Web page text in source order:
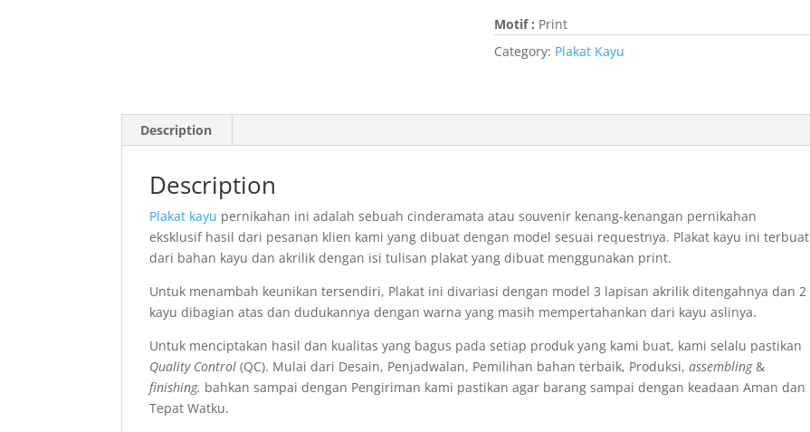
Motif : Print
Category: Plakat Kayu
Description
Description
Plakat kayu pernikahan ini adalah sebuah cinderamata atau souvenir kenang-kenangan pernikahan
eksklusif hasil dari pesanan klien kami yang dibuat dengan model sesuai requestnya. Plakat kayu ini terbuat
dari bahan kayu dan akrilik dengan isi tulisan plakat yang dibuat menggunakan print.
Untuk menambah keunikan tersendiri, Plakat ini divariasi dengan model 3 lapisan akrilik ditengahnya dan 2
kayu dibagian atas dan dudukannya dengan warna yang masih mempertahankan dari kayu aslinya.
Untuk menciptakan hasil dan kualitas yang bagus pada setiap produk yang kami buat, kami selalu pastikan
Quality Control (QC). Mulai dari Desain, Penjadwalan, Pemilihan bahan terbaik, Produksi,assembling&
finishing. bahkan sampai dengan Pengiriman kami pastikan agar barang sampai dengan keadaan Aman dan
Tepat Watku.